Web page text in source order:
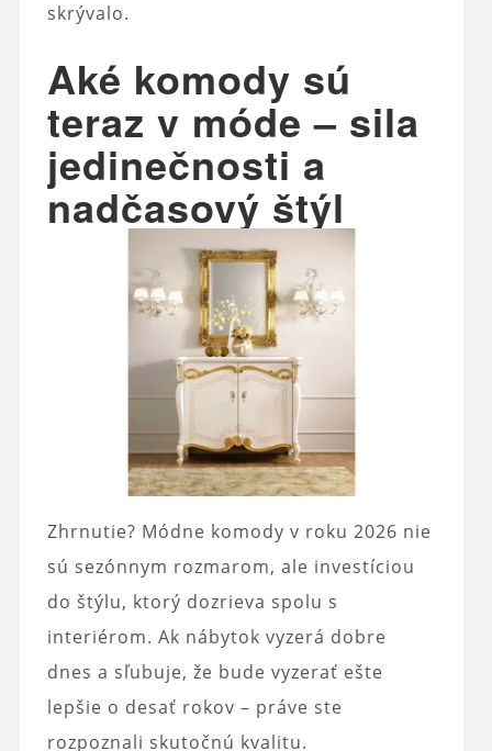
skrývalo.
Aké komody sú
teraz v móde – sila
jedinečnosti a
nadčasový štýl
Zhrnutie? Módne komody v roku 2026 nie
sú sezónnym rozmarom, ale investíciou
do štýlu, ktorý dozrieva spolu s
interiérom. Ak nábytok vyzerá dobre
dnes a sľubuje, že bude vyzerať ešte
lepšie o desať rokov – práve ste
rozpoznali skutočnú kvalitu.